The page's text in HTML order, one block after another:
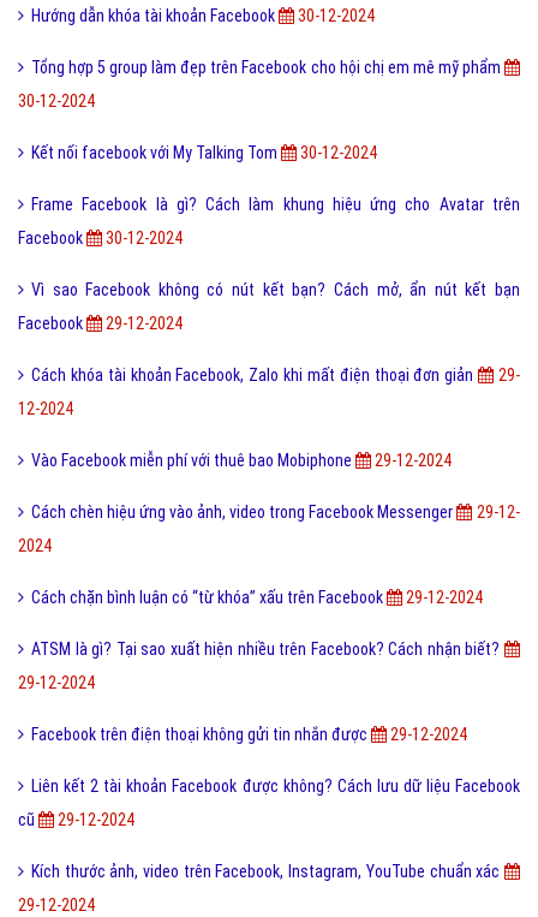
Hướng dẫn khóa tài khoản Facebook 30-12-2024
Tổng hợp 5 group làm đẹp trên Facebook cho hội chị em mê mỹ phẩm
30-12-2024
Kết nối facebook với My Talking Tom 30-12-2024
Frame Facebook là gì? Cách làm khung hiệu ứng cho Avatar trên
Facebook
30-12-2024
Vì sao Facebook không có nút kết bạn? Cách mở, ẩn nút kết bạn
Facebook
29-12-2024
Cách khóa tài khoản Facebook, Zalo khi mất điện thoại đơn giản
29-
12-2024
Vào Facebook miễn phí với thuê bao Mobiphone 29-12-2024
Cách chèn hiệu ứng vào ảnh, video trong Facebook Messenger
29-12-
2024
Cách chặn bình luận có “từ khóa” xấu trên Facebook 29-12-2024
ATSM là gì? Tại sao xuất hiện nhiều trên Facebook? Cách nhận biết?
29-12-2024
Facebook trên điện thoại không gửi tin nhắn được 29-12-2024
Liên kết 2 tài khoản Facebook được không? Cách lưu dữ liệu Facebook
cũ
29-12-2024
Kích thước ảnh, video trên Facebook, Instagram, YouTube chuẩn xác
29-12-2024